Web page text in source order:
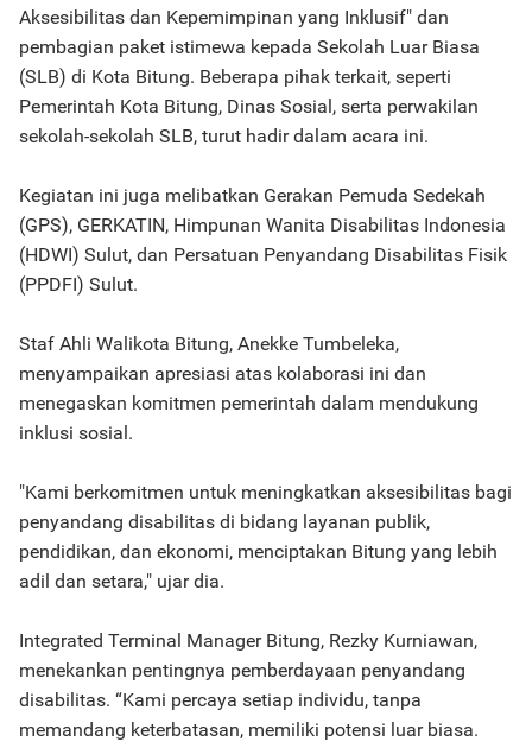
Aksesibilitas dan Kepemimpinan yang Inklusif" dan
pembagian paket istimewa kepada Sekolah Luar Biasa
(SLB) di Kota Bitung. Beberapa pihak terkait, seperti
Pemerintah Kota Bitung, Dinas Sosial, serta perwakilan
sekolah-sekolah SLB, turut hadir dalam acara ini.
Kegiatan ini juga melibatkan Gerakan Pemuda Sedekah
(GPS), GERKATIN, Himpunan Wanita Disabilitas Indonesia
(HDWI) Sulut, dan Persatuan Penyandang Disabilitas Fisik
(PPDFI) Sulut.
Staf Ahli Walikota Bitung, Anekke Tumbeleka,
menyampaikan apresiasi atas kolaborasi ini dan
menegaskan komitmen pemerintah dalam mendukung
inklusi sosial.
"Kami berkomitmen untuk meningkatkan aksesibilitas bagi
penyandang disabilitas di bidang layanan publik,
pendidikan, dan ekonomi, menciptakan Bitung yang lebih
adil dan setara," ujar dia.
Integrated Terminal Manager Bitung, Rezky Kurniawan,
menekankan pentingnya pemberdayaan penyandang
disabilitas. “Kami percaya setiap individu, tanpa
memandang keterbatasan, memiliki potensi luar biasa.